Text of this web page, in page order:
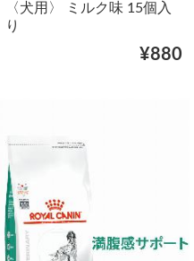
〈犬用〉 ミルク味 15個入
り
¥880